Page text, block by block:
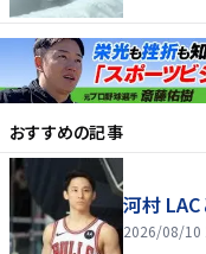
おすすめの記事
河村 LAC
2026/08/10